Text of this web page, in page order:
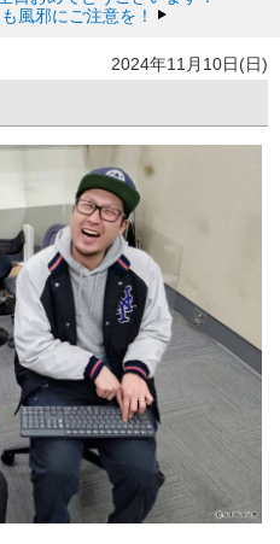
風邪にご注意を！
2024年11月10日(日)